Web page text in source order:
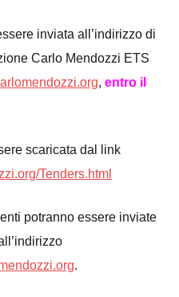
inviata all’indirizzo di
Carlo Mendozzi ETS
, entro il
scaricata dal link
Tenders.html
potranno essere inviate
.